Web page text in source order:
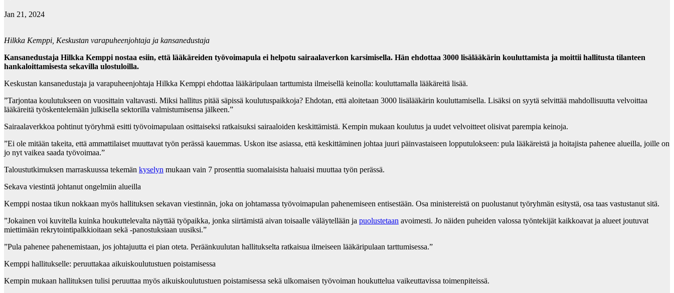
Jan 21, 2024
Hilkka Kemppi, Keskustan varapuheenjohtaja ja kansanedustaja
Kansanedustaja Hilkka Kemppi nostaa esiin, että lääkäreiden työvoimapula ei helpotu sairaalaverkon karsimisella. Hän ehdottaa 3000 lisälääkärin kouluttamista ja moittii hallitusta tilanteen
hankaloittamisesta sekavilla ulostuloilla.
Keskustan kansanedustaja ja varapuheenjohtaja Hilkka Kemppi ehdottaa lääkäripulaan tarttumista ilmeisellä keinolla: kouluttamalla lääkäreitä lisää.
”Tarjontaa koulutukseen on vuosittain valtavasti. Miksi hallitus pitää säpissä koulutuspaikkoja? Ehdotan, että aloitetaan 3000 lisälääkärin kouluttamisella. Lisäksi on syytä selvittää mahdollisuutta velvoittaa
lääkäreitä työskentelemään julkisella sektorilla valmistumisensa jälkeen.”
Sairaalaverkkoa pohtinut työryhmä esitti työvoimapulaan osittaiseksi ratkaisuksi sairaaloiden keskittämistä. Kempin mukaan koulutus ja uudet velvoitteet olisivat parempia keinoja.
”Ei ole mitään takeita, että ammattilaiset muuttavat työn perässä kauemmas. Uskon itse asiassa, että keskittäminen johtaa juuri päinvastaiseen lopputulokseen: pula lääkäreistä ja hoitajista pahenee alueilla, joille on
jo nyt vaikea saada työvoimaa.”
Taloustutkimuksen marraskuussa tekemän kyselyn mukaan vain 7 prosenttia suomalaisista haluaisi muuttaa työn perässä.
Sekava viestintä johtanut ongelmiin alueilla
Kemppi nostaa tikun nokkaan myös hallituksen sekavan viestinnän, joka on johtamassa työvoimapulan pahenemiseen entisestään. Osa ministereistä on puolustanut työryhmän esitystä, osa taas vastustanut sitä.
”Jokainen voi kuvitella kuinka houkuttelevalta näyttää työpaikka, jonka siirtämistä aivan toisaalle väläytellään ja puolustetaan avoimesti. Jo näiden puheiden valossa työntekijät kaikkoavat ja alueet joutuvat
miettimään rekrytointipalkkioitaan sekä -panostuksiaan uusiksi.”
”Pula pahenee pahenemistaan, jos johtajuutta ei pian oteta. Peräänkuulutan hallitukselta ratkaisua ilmeiseen lääkäripulaan tarttumisessa.”
Kemppi hallitukselle: peruuttakaa aikuiskoulutustuen poistamisessa
Kempin mukaan hallituksen tulisi peruuttaa myös aikuiskoulutustuen poistamisessa sekä ulkomaisen työvoiman houkuttelua vaikeuttavissa toimenpiteissä.